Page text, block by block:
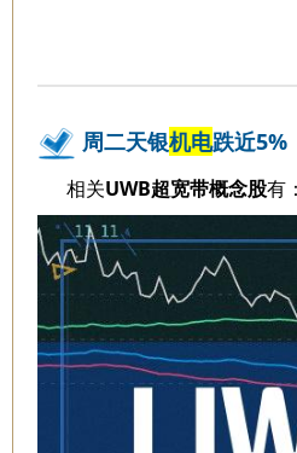
周二天银机电跌近5%
相关UWB超宽带概念股有：